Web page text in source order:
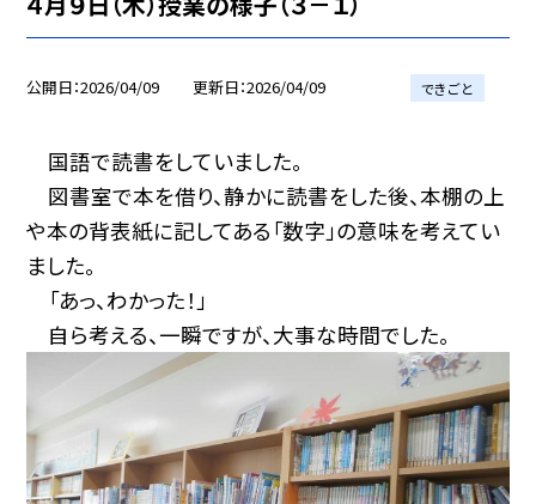
公開日 2026/04/09 更新日 2026/04/09 できごと
国語で読書をしていました。
図書室で本を借り、静かに読書をした後、本棚の上
や本の背表紙に記してある「数字」の意味を考えてい
ました。
「あっ、わかった！」
自ら考える、一瞬ですが、大事な時間でした。